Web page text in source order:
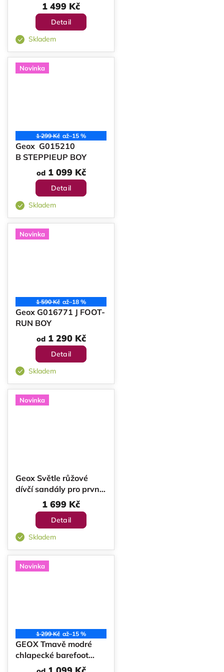
1 499 Kč
Detail
Skladem
Novinka
1 299 Kč až–15 %
Geox G015210
B STEPPIEUP BOY
od1 099 Kč
Detail
Skladem
Novinka
1 590 Kč až–18 %
Geox G016771 J FOOT-
RUN BOY
od1 290 Kč
Detail
Skladem
Novinka
Geox Světle růžové
dívčí sandály pro první
kroky Sandal Macchia
1 699 Kč
Detail
Skladem
Novinka
1 299 Kč až–15 %
GEOX Tmavě modré
chlapecké barefoot
tenisky Steppieup